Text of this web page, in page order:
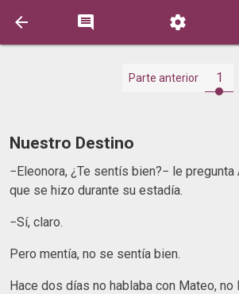
  
Parte anterior 1
Nuestro Destino
−Eleonora, ¿Te sentís bien?− le pregunta
que se hizo durante su estadía.
−Sí, claro.
Pero mentía, no se sentía bien.
Hace dos días no hablaba con Mateo,